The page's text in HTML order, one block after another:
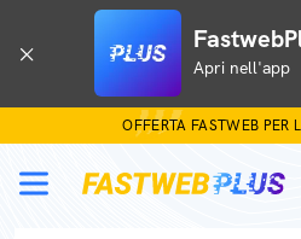
Apri nell'app
OFFERTA FASTWEB PER